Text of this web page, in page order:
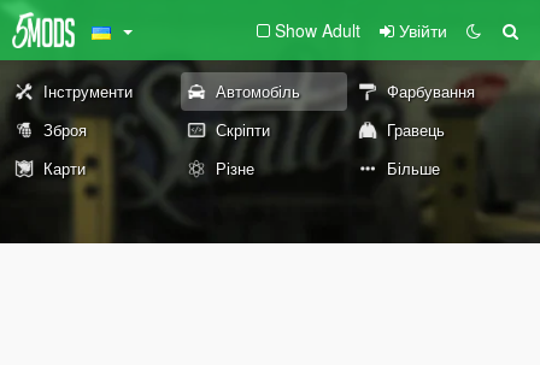
Show Adult Увійти
Інструменти Автомобіль
Фарбування
Зброя
Скріпти
Гравець
Карти
Різне Більше